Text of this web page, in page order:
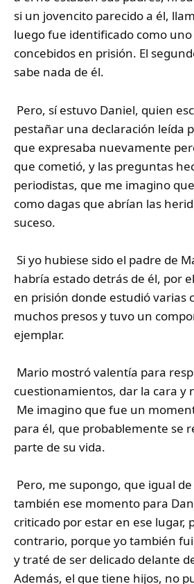
si un jovencito parecido a él,
luego fue identificado como uno
concebidos en prisión. El
sabe nada de él.
Pero, sí estuvo Daniel, quien
pestañar una declaración leída
que expresaba nuevamente
que cometió, y las preguntas
periodistas, que me imagino
como dagas que abrían las
suceso.
Si yo hubiese sido el padre de
habría estado detrás de él, por
en prisión donde estudió varias
muchos presos y tuvo un
ejemplar.
Mario mostró valentía para
cuestionamientos, dar la cara y
Me imagino que fue un
para él, que probablemente se
parte de su vida.
Pero, me supongo, que igual
también ese momento para
criticado por estar en ese lugar,
contrario, porque yo también
y traté de ser delicado delante
Además, el que tiene hijos, no